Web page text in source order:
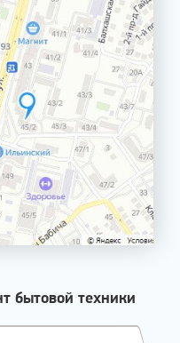
бытовой техники